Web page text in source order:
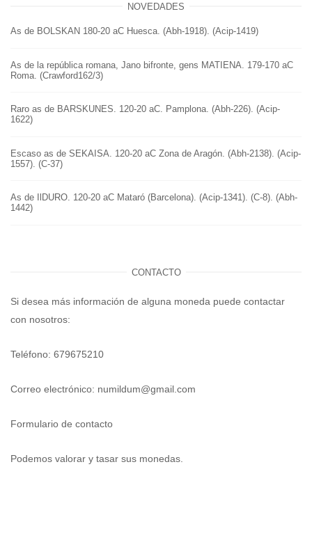
NOVEDADES
As de BOLSKAN 180-20 aC Huesca. (Abh-1918). (Acip-1419)
As de la república romana, Jano bifronte, gens MATIENA. 179-170 aC
Roma. (Crawford162/3)
Raro as de BARSKUNES. 120-20 aC. Pamplona. (Abh-226). (Acip-
1622)
Escaso as de SEKAISA. 120-20 aC Zona de Aragón. (Abh-2138). (Acip-
1557). (C-37)
As de IlDURO. 120-20 aC Mataró (Barcelona). (Acip-1341). (C-8). (Abh-
1442)
CONTACTO
Si desea más información de alguna moneda puede contactar
con nosotros:
Teléfono: 679675210
Correo electrónico: numildum@gmail.com
Formulario de contacto
Podemos valorar y tasar sus monedas.